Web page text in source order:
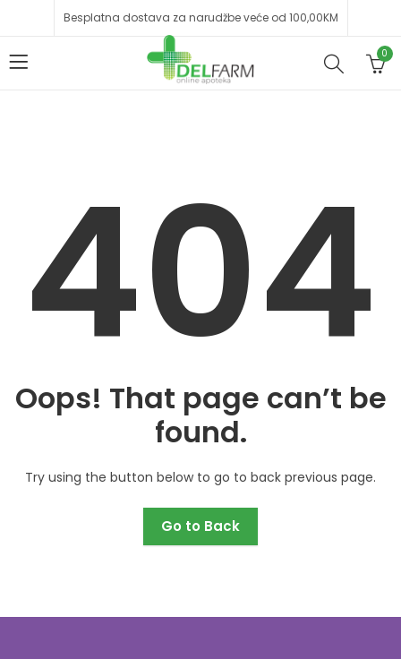
Besplatna dostava za narudžbe veće od 100,00KM
0
404
Oops! That page can’t be
found.
Try using the button below to go to back previous page.
Go to Back